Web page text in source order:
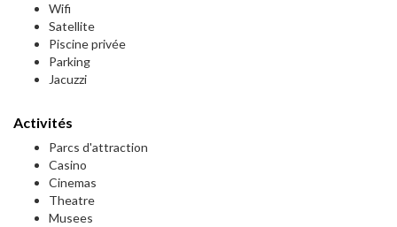
Wifi
Satellite
Piscine privée
Parking
Jacuzzi
Activités
Parcs d'attraction
Casino
Cinemas
Theatre
Musees